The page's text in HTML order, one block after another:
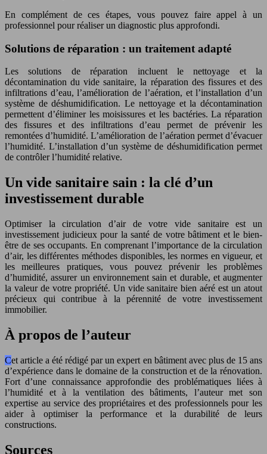
En complément de ces étapes, vous pouvez faire appel à un
professionnel pour réaliser un diagnostic plus approfondi.
Solutions de réparation : un traitement adapté
Les solutions de réparation incluent le nettoyage et la
décontamination du vide sanitaire, la réparation des fissures et des
infiltrations d’eau, l’amélioration de l’aération, et l’installation d’un
système de déshumidification. Le nettoyage et la décontamination
permettent d’éliminer les moisissures et les bactéries. La réparation
des fissures et des infiltrations d’eau permet de prévenir les
remontées d’humidité. L’amélioration de l’aération permet d’évacuer
l’humidité. L’installation d’un système de déshumidification permet
de contrôler l’humidité relative.
Un vide sanitaire sain : la clé d’un
investissement durable
Optimiser la circulation d’air de votre vide sanitaire est un
investissement judicieux pour la santé de votre bâtiment et le bien-
être de ses occupants. En comprenant l’importance de la circulation
d’air, les différentes méthodes disponibles, les normes en vigueur, et
les meilleures pratiques, vous pouvez prévenir les problèmes
d’humidité, assurer un environnement sain et durable, et augmenter
la valeur de votre propriété. Un vide sanitaire bien aéré est un atout
précieux qui contribue à la pérennité de votre investissement
immobilier.
À propos de l’auteur
Cet article a été rédigé par un expert en bâtiment avec plus de 15 ans
d’expérience dans le domaine de la construction et de la rénovation.
Fort d’une connaissance approfondie des problématiques liées à
l’humidité et à la ventilation des bâtiments, l’auteur met son
expertise au service des propriétaires et des professionnels pour les
aider à optimiser la performance et la durabilité de leurs
constructions.
Sources